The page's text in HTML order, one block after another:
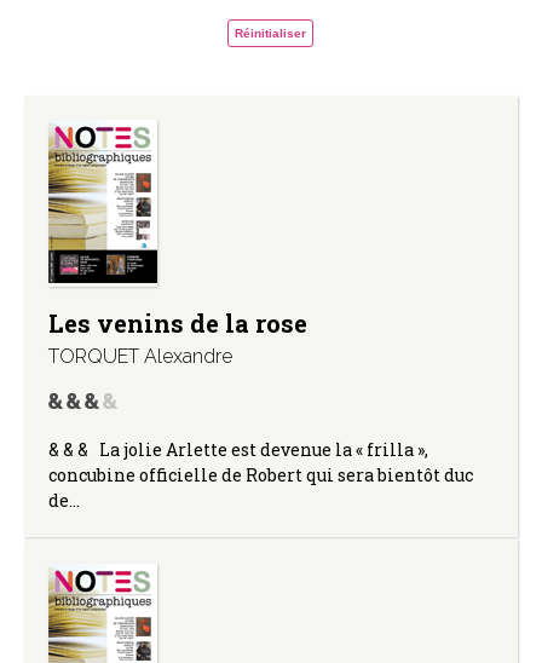
Réinitialiser
Les venins de la rose
TORQUET Alexandre
& & & La jolie Arlette est devenue la « frilla »,
concubine officielle de Robert qui sera bientôt duc
de…